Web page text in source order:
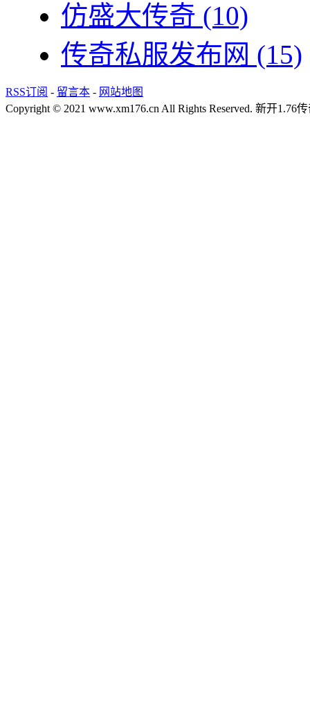
仿盛大传奇 (10)
传奇私服发布网 (15)
RSS订阅 - 留言本 - 网站地图
Copyright © 2021 www.xm176.cn All Rights Reserved. 新开1.76